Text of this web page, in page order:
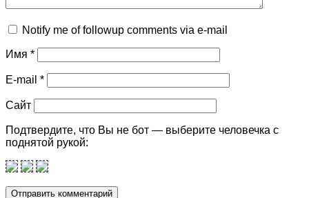
Notify me of followup comments via e-mail
Имя *
E-mail *
Сайт
Подтвердите, что Вы не бот — выберите человечка с
поднятой рукой: